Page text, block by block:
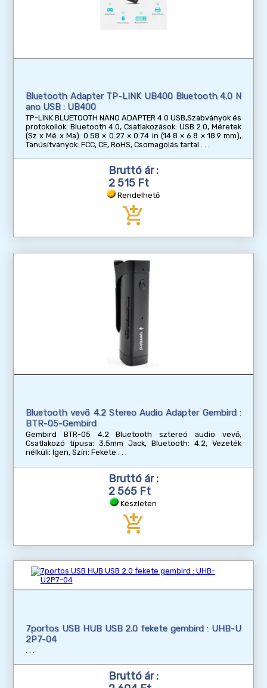
Bluetooth Adapter TP-LINK UB400 Bluetooth 4.0 N
ano USB : UB400
TP-LINK BLUETOOTH NANO ADAPTER 4.0 USB,Szabványok és
protokollok: Bluetooth 4.0, Csatlakozások: USB 2.0, Méretek
(Sz x Mé x Ma): 0.58 × 0.27 × 0.74 in (14.8 × 6.8 × 18.9 mm),
Tanúsítványok: FCC, CE, RoHS, Csomagolás tartal
Bruttó ár :
2 515 Ft
Rendelhető
add_shopping_cart
Bluetooth vevő 4.2 Stereo Audio Adapter Gembird :
BTR-05-Gembird
Gembird BTR-05 4.2 Bluetooth sztereó audio vevő,
Csatlakozó típusa: 3.5mm Jack, Bluetooth: 4.2, Vezeték
nélküli: Igen, Szín: Fekete
Bruttó ár :
2 565 Ft
Készleten
add_shopping_cart
7portos USB HUB USB 2.0 fekete gembird : UHB-U
2P7-04
Bruttó ár :